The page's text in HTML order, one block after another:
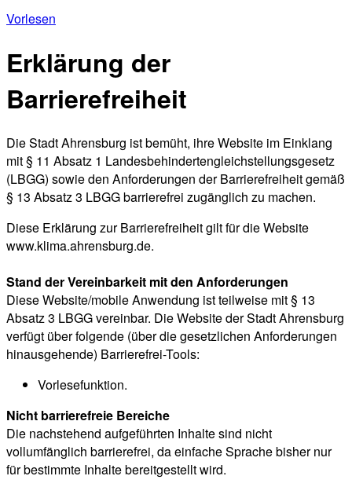
Vorlesen
Erklärung der
Barrierefreiheit
Die Stadt Ahrensburg ist bemüht, ihre Website im Einklang
mit § 11 Absatz 1 Landesbehindertengleichstellungsgesetz
(LBGG) sowie den Anforderungen der Barrierefreiheit gemäß
§ 13 Absatz 3 LBGG barrierefrei zugänglich zu machen.
Diese Erklärung zur Barrierefreiheit gilt für die Website
www.klima.ahrensburg.de.
Stand der Vereinbarkeit mit den Anforderungen
Diese Website/mobile Anwendung ist teilweise mit § 13
Absatz 3 LBGG vereinbar. Die Website der Stadt Ahrensburg
verfügt über folgende (über die gesetzlichen Anforderungen
hinausgehende) Barrierefrei-Tools:
Vorlesefunktion.
Nicht barrierefreie Bereiche
Die nachstehend aufgeführten Inhalte sind nicht
vollumfänglich barrierefrei, da einfache Sprache bisher nur
für bestimmte Inhalte bereitgestellt wird.